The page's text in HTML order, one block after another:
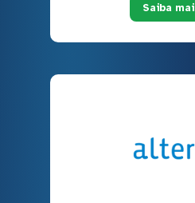
Saiba